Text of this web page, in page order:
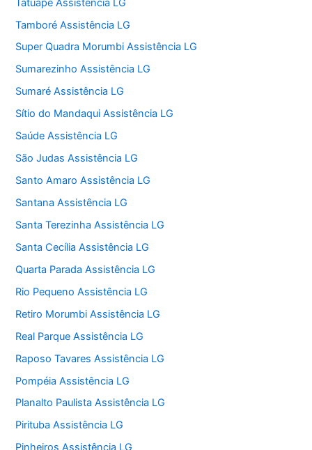
Tamboré Assistência LG
Super Quadra Morumbi Assistência LG
Sumarezinho Assistência LG
Sumaré Assistência LG
Sítio do Mandaqui Assistência LG
Saúde Assistência LG
São Judas Assistência LG
Santo Amaro Assistência LG
Santana Assistência LG
Santa Terezinha Assistência LG
Santa Cecília Assistência LG
Quarta Parada Assistência LG
Rio Pequeno Assistência LG
Retiro Morumbi Assistência LG
Real Parque Assistência LG
Raposo Tavares Assistência LG
Pompéia Assistência LG
Planalto Paulista Assistência LG
Pirituba Assistência LG
Pinheiros Assistência LG